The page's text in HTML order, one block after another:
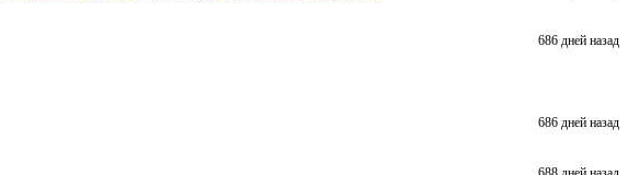
686 дней назад
686 дней назад